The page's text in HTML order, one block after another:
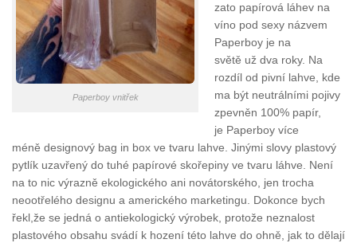
Paperboy vnitřek
zato papírová láhev na
víno pod sexy názvem
Paperboy je na
světě už dva roky. Na
rozdíl od pivní lahve, kde
ma být neutrálními pojivy
zpevněn 100% papír,
je Paperboy více
méně designový bag in box ve tvaru lahve. Jinými slovy plastový
pytlík uzavřený do tuhé papírové skořepiny ve tvaru láhve. Není
na to nic výrazně ekologického ani novátorského, jen trocha
neootřelého designu a amerického marketingu. Dokonce bych
řekl,že se jedná o antiekologický výrobek, protože neznalost
plastového obsahu svádí k hození této lahve do ohně, jak to dělají